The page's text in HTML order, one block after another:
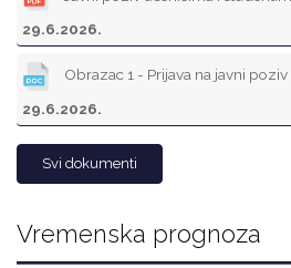
29.6.2026.
Obrazac 1 - Prijava na javni
29.6.2026.
Svi dokumenti
Vremenska prognoza